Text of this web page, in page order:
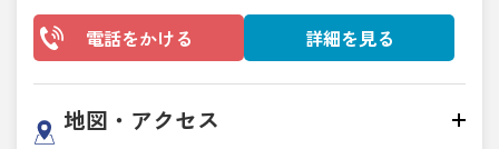
電話をかける 詳細を見る
地図・アクセス